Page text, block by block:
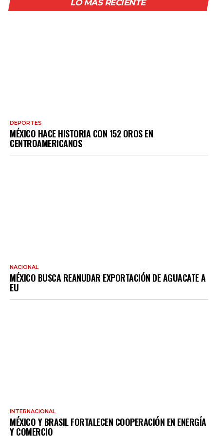
LO MÁS RECIENTE
DEPORTES
MÉXICO HACE HISTORIA CON 152 OROS EN
CENTROAMERICANOS
NACIONAL
MÉXICO BUSCA REANUDAR EXPORTACIÓN DE AGUACATE A
EU
INTERNACIONAL
MÉXICO Y BRASIL FORTALECEN COOPERACIÓN EN ENERGÍA
Y COMERCIO